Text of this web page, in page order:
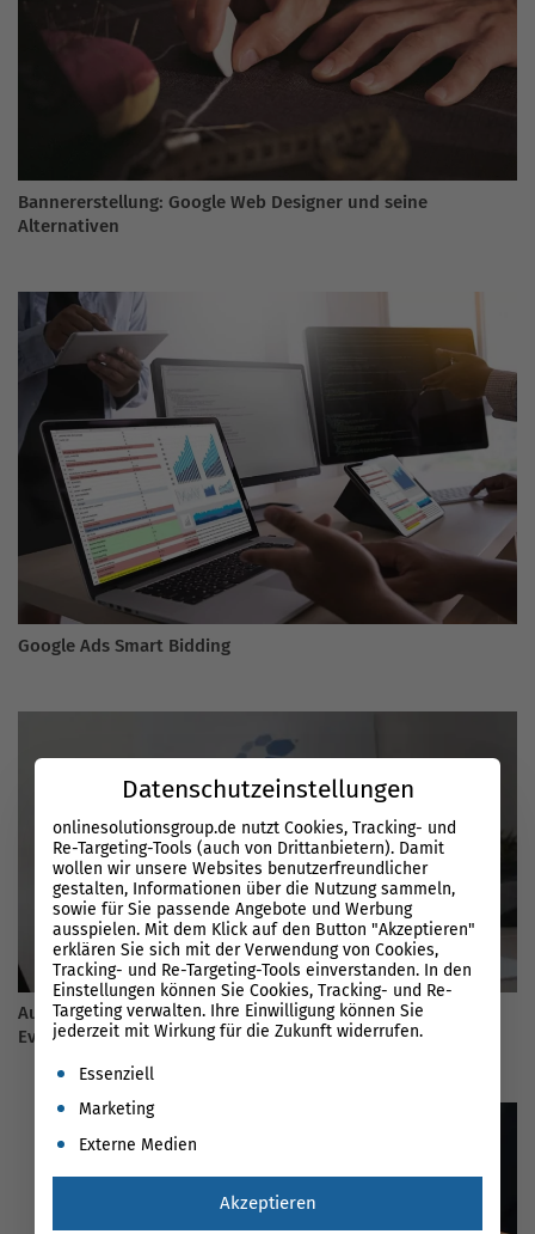
Bannererstellung: Google Web Designer und seine
Alternativen
Google Ads Smart Bidding
Auf in den goldenen Herbst – Unser OSG Online Marketing
Event im September
Datenschutzeinstellungen
onlinesolutionsgroup.de nutzt Cookies, Tracking- und
Re-Targeting-Tools (auch von Drittanbietern). Damit
wollen wir unsere Websites benutzerfreundlicher
gestalten, Informationen über die Nutzung sammeln,
sowie für Sie passende Angebote und Werbung
ausspielen. Mit dem Klick auf den Button "Akzeptieren"
erklären Sie sich mit der Verwendung von Cookies,
Tracking- und Re-Targeting-Tools einverstanden. In den
Einstellungen können Sie Cookies, Tracking- und Re-
Targeting verwalten. Ihre Einwilligung können Sie
jederzeit mit Wirkung für die Zukunft widerrufen.
Es folgt eine Liste der Service-Gruppen, für die eine
Essenziell
Marketing
Externe Medien
Akzeptieren